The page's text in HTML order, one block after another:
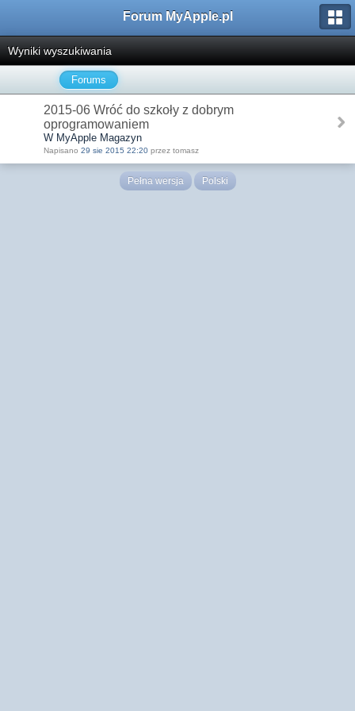
Forum MyApple.pl
Wyniki wyszukiwania
Forums
2015-06 Wróć do szkoły z dobrym
oprogramowaniem
W MyApple Magazyn
Napisano 29 sie 2015 22:20 przez tomasz
Pełna wersja Polski